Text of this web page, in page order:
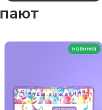
новинка